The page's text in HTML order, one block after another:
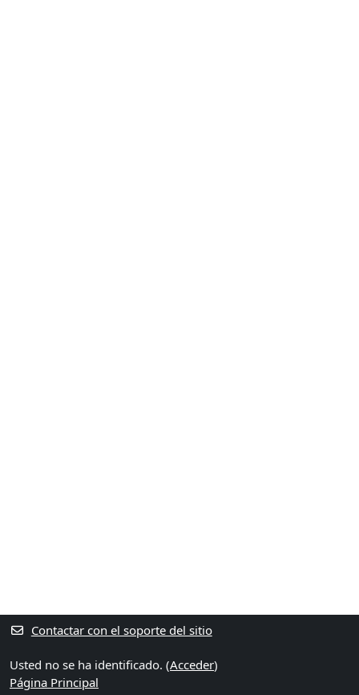
Contactar con el soporte del sitio
Usted no se ha identificado. (Acceder)
Página Principal